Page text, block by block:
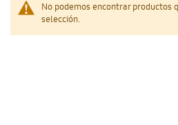
No podemos encontrar productos
selección.